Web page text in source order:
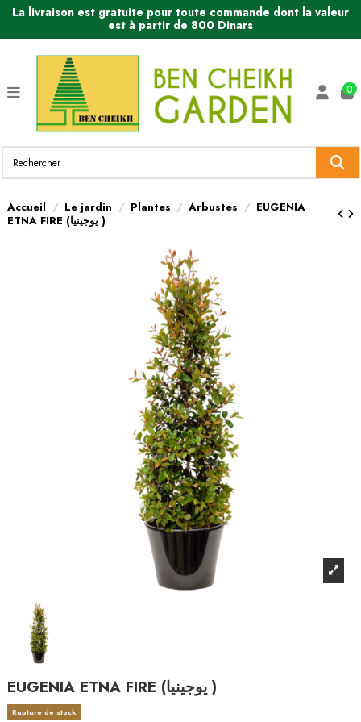
La livraison est gratuite pour toute commande dont la valeur
est à partir de 800 Dinars
0
Accueil Le jardin Plantes Arbustes
EUGENIA
ETNA FIRE (يوجينيا )
EUGENIA ETNA FIRE (يوجينيا )
Rupture de stock